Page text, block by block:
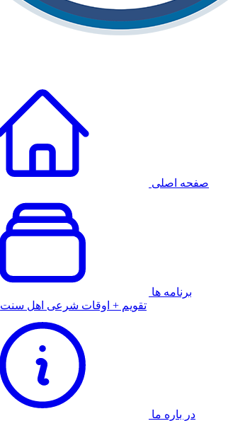
صفحه اصلی
برنامه ها
تقویم + اوقات شرعی اهل سنت
در باره ما